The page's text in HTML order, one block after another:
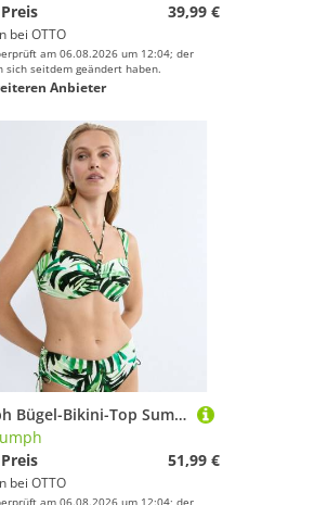
39,99 €
bei OTTO
am 06.08.2026 um 12:04; der
sich seitdem geändert haben.
Anbieter
Triumph Bügel-Bikini-Top Summer Palm DP, weich und formend
51,99 €
bei OTTO
am 06.08.2026 um 12:04; der